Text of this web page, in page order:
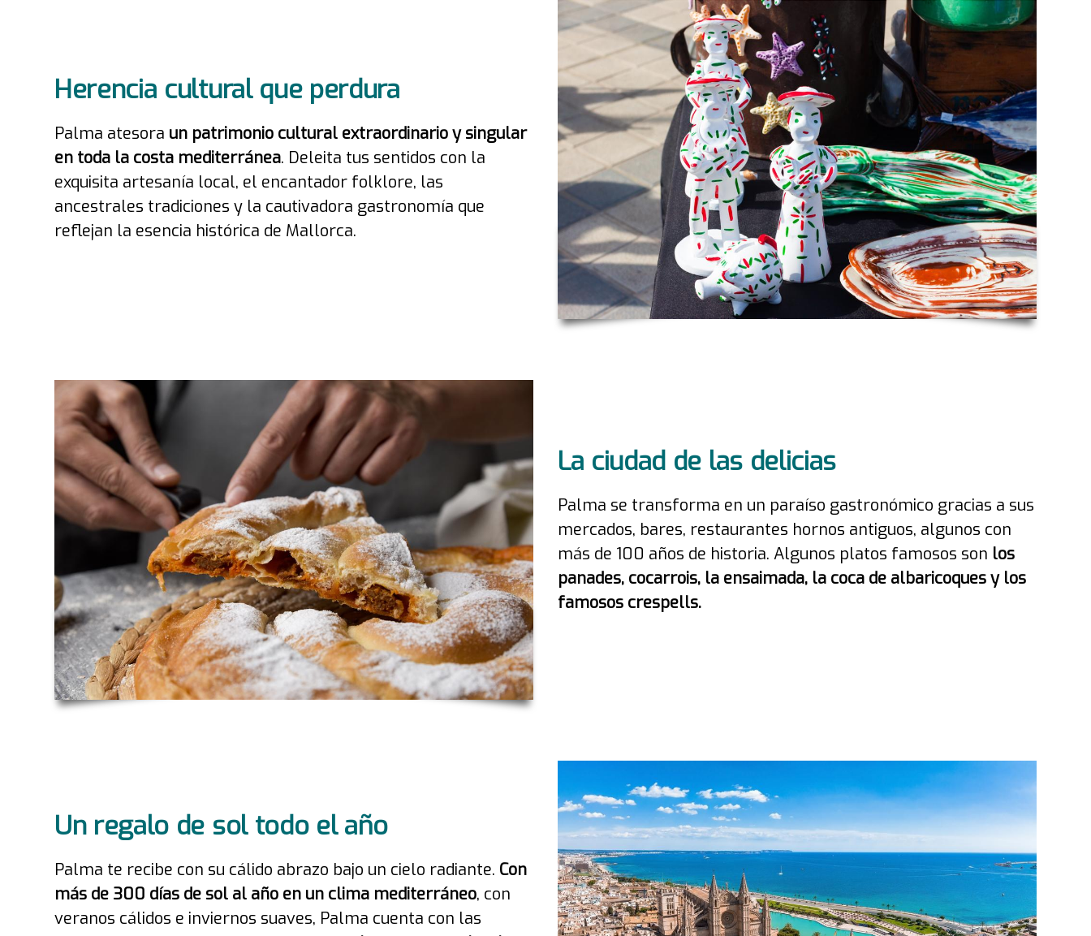
Herencia cultural que perdura
Palma atesora un patrimonio cultural extraordinario y singular
en toda la costa mediterránea. Deleita tus sentidos con la
exquisita artesanía local, el encantador folklore, las
ancestrales tradiciones y la cautivadora gastronomía que
reflejan la esencia histórica de Mallorca.
La ciudad de las delicias
Palma se transforma en un paraíso gastronómico gracias a sus
mercados, bares, restaurantes hornos antiguos, algunos con
más de 100 años de historia. Algunos platos famosos son los
panades, cocarrois, la ensaimada, la coca de albaricoques y los
famosos crespells.
Un regalo de sol todo el año
Palma te recibe con su cálido abrazo bajo un cielo radiante. Con
más de 300 días de sol al año en un clima mediterráneo, con
veranos cálidos e inviernos suaves, Palma cuenta con las